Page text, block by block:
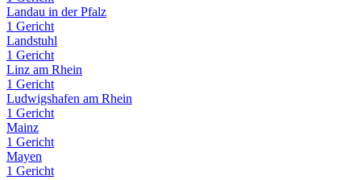
Landau in der Pfalz
1 Gericht
Landstuhl
1 Gericht
Linz am Rhein
1 Gericht
Ludwigshafen am Rhein
1 Gericht
Mainz
1 Gericht
Mayen
1 Gericht